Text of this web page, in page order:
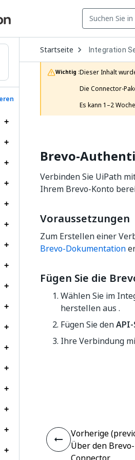
Startseite Open
Dropdown
to
choose
product
Integration
Wichtig :Dieser Inhalt
Die Connector-
Es kann 1–2
Brevo-
Verbinden Sie UiPath
Ihrem Brevo-Konto
Voraussetzungen
Zum Erstellen einer
Brevo-Dokumentation
Fügen Sie die
Wählen Sie im
herstellen aus .
Fügen Sie den
Ihre Verbindung
Vorherige
Über den Brevo-